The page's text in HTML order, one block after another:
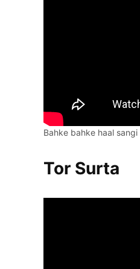
Bahke bahke haal
Tor Surta